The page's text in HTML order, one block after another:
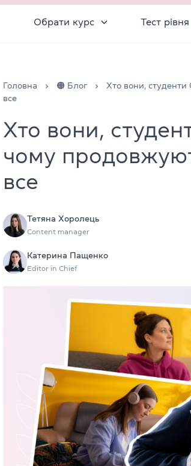
Обрати курс Тест рівня
Головна 🟠 Блог
Хто вони,
все
Хто вони,
чому
все
Тетяна Хоролець
Content manager
Катерина Пащенко
Editor in Chief